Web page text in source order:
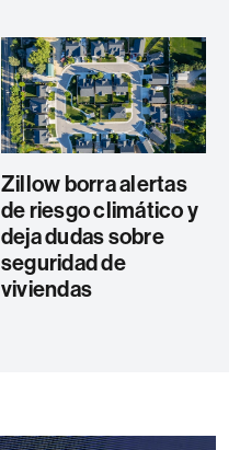
Zillow borra alertas
de riesgo climático y
deja dudas sobre
seguridad de
viviendas